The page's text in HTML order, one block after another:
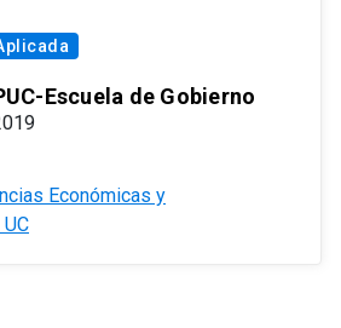
Escuela de Gobierno
Económicas y